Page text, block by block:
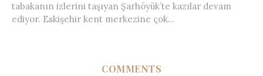
tabakanın izlerini taşıyan Şarhöyük’te kazılar devam
ediyor. Eskişehir kent merkezine çok...
COMMENTS